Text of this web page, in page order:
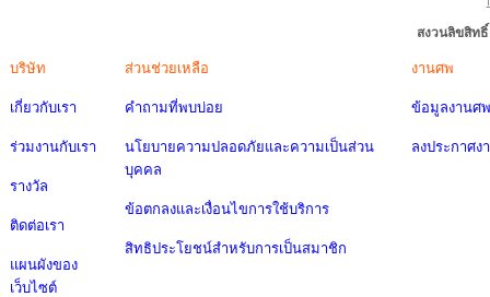
สงวนลิขสิท
บริษัท
เกี่ยวกับเรา
ร่วมงานกับเรา
รางวัล
ติดต่อเรา
แผนผังของ
เว็บไซต์
ส่วนช่วยเหลือ
คำถามที่พบบ่อย
นโยบายความปลอดภัยและความเป็นส่วน
บุคคล
ข้อตกลงและเงื่อนไขการใช้บริการ
สิทธิประโยชน์สำหรับการเป็นสมาชิก
งานศพ
ข้อมูลงานศพ
ลงประกาศง